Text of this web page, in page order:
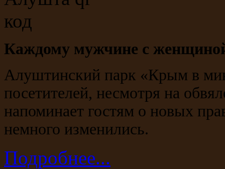
Каждому мужчине с
Алуштинский парк «Крым в
посетителей, несмотря на
напоминает гостям о новых
немного изменились.
Подробнее...